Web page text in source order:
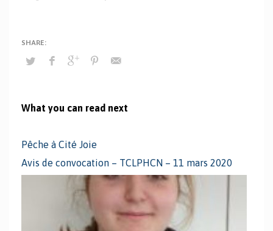
What you can read next
Pêche à Cité Joie
Avis de convocation – TCLPHCN – 11 mars 2020